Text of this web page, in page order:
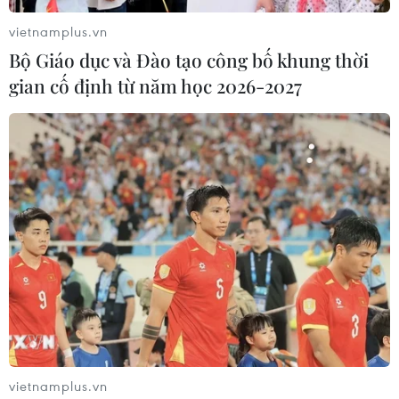
Mưa lũ tiếp tục diễn biến phức tạp tại
Quảng Nam, Đà Nẵng, Bình Định
10/12/2018 12:24
Dự báo, từ 19 giờ ngày 10/12 đến 19 giờ ngày 11/12, tại
thành phố Đà Nẵng có mưa vừa, mưa to, có nơi mưa
rất to, phổ biến từ 100-150mm, có nơi trên 200mm, nguy
cơ cao xảy ra lũ quét và sạt lở đất...
vietnamplus.vn
Bộ Giáo dục và Đào tạo công bố khung thời
gian cố định từ năm học 2026-2027
vietnamplus.vn